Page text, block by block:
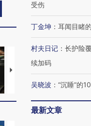
马航飞行员跨国走私7万
受伤
丁金坤 ： 耳闻目睹
村夫日记 ： 长护险
续加码
吴晓波 ： “沉睡”的
最新文章